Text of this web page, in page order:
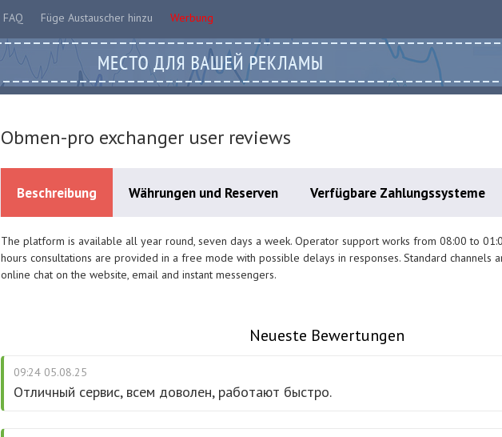
FAQ Füge Austauscher hinzu Werbung
Obmen-pro exchanger user reviews
Beschreibung Währungen und Reserven Verfügbare Zahlungssysteme
The platform is available all year round, seven days a week. Operator support works from 08:00 to
hours consultations are provided in a free mode with possible delays in responses. Standard channels
online chat on the website, email and instant messengers.
Neueste Bewertungen
09:24 05.08.25
Отличный сервис, всем доволен, работают быстро.